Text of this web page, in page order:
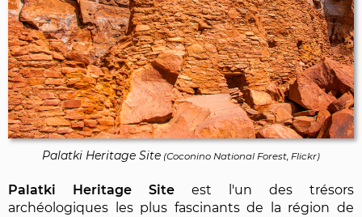
Palatki Heritage Site (Coconino National Forest, Flickr)
Palatki Heritage Site est l'un des trésors
archéologiques les plus fascinants de la région de